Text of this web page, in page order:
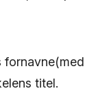
fornavne(med
titel.